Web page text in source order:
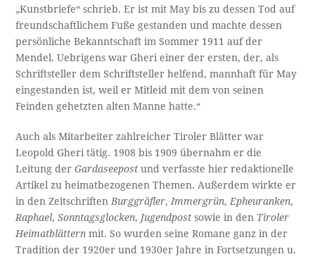
„Kunstbriefe“ schrieb. Er ist mit May bis zu dessen Tod auf
freundschaftlichem Fuße gestanden und machte dessen
persönliche Bekanntschaft im Sommer 1911 auf der
Mendel. Uebrigens war Gheri einer der ersten, der, als
Schriftsteller dem Schriftsteller helfend, mannhaft für May
eingestanden ist, weil er Mitleid mit dem von seinen
Feinden gehetzten alten Manne hatte.“
Auch als Mitarbeiter zahlreicher Tiroler Blätter war
Leopold Gheri tätig. 1908 bis 1909 übernahm er die
Leitung derGardaseepost und verfasste hier redaktionelle
Artikel zu heimatbezogenen Themen. Außerdem wirkte er
in den Zeitschriften Burggräfler, Immergrün, Epheuranken,
Raphael, Sonntagsglocken, Jugendpostsowie in den Tiroler
Heimatblättern mit. So wurden seine Romane ganz in der
Tradition der 1920er und 1930er Jahre in Fortsetzungen u.